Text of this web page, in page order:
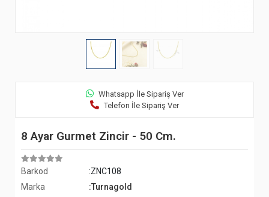
Whatsapp İle Sipariş Ver
Telefon İle Sipariş Ver
8 Ayar Gurmet Zincir - 50 Cm.
Barkod
:ZNC108
Marka
:Turnagold